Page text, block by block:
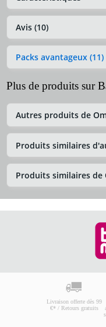
Avis (10)
Packs avantageux (11)
Plus de produits sur
Autres produits de
Produits similaires
Produits similaires
Livraison offerte dès 99
€* / Retours gratuits